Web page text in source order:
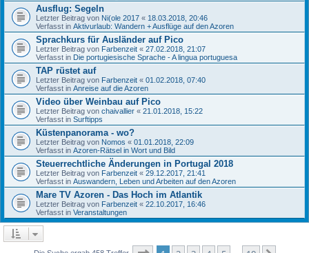
Ausflug: Segeln
Letzter Beitrag von Ni(ole 2017 « 18.03.2018, 20:46
Verfasst in Aktivurlaub: Wandern + Ausflüge auf den Azoren
Sprachkurs für Ausländer auf Pico
Letzter Beitrag von Farbenzeit « 27.02.2018, 21:07
Verfasst in Die portugiesische Sprache - A lingua portuguesa
TAP rüstet auf
Letzter Beitrag von Farbenzeit « 01.02.2018, 07:40
Verfasst in Anreise auf die Azoren
Video über Weinbau auf Pico
Letzter Beitrag von chaivallier « 21.01.2018, 15:22
Verfasst in Surftipps
Küstenpanorama - wo?
Letzter Beitrag von Nomos « 01.01.2018, 22:09
Verfasst in Azoren-Rätsel in Wort und Bild
Steuerrechtliche Änderungen in Portugal 2018
Letzter Beitrag von Farbenzeit « 29.12.2017, 21:41
Verfasst in Auswandern, Leben und Arbeiten auf den Azoren
Mare TV Azoren - Das Hoch im Atlantik
Letzter Beitrag von Farbenzeit « 22.10.2017, 16:46
Verfasst in Veranstaltungen